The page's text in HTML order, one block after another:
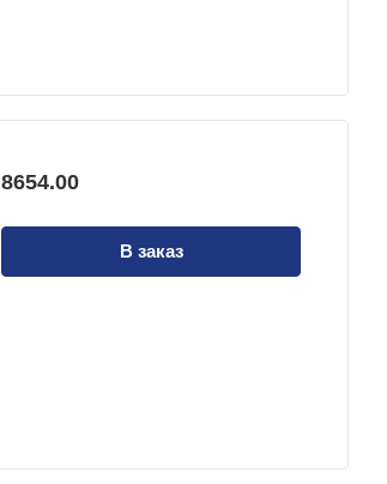
8654.00
В заказ